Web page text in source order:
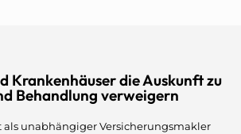
Krankenhäuser die Auskunft zu
Behandlung verweigern
als unabhängiger Versicherungsmakler